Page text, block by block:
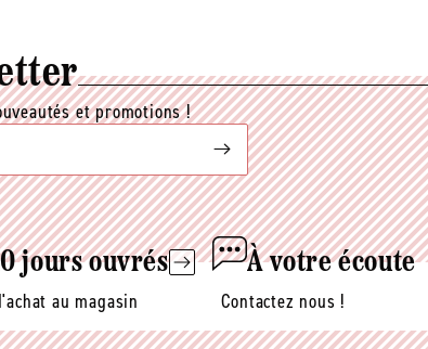
et promotions !
jours ouvrés
au magasin
À votre écoute
Contactez nous !